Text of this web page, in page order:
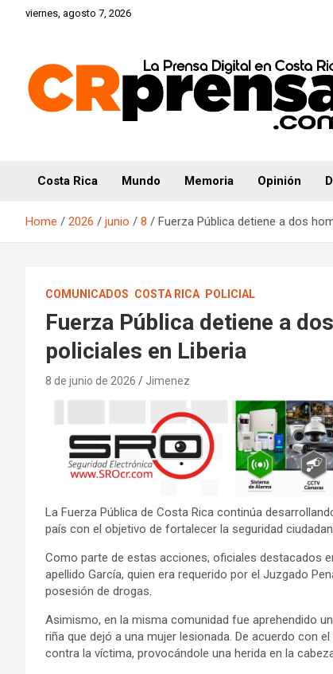
viernes, agosto 7, 2026
Costa Rica Mundo Memoria Opinión
Home 2026 junio 8 Fuerza Pública detiene a dos
COMUNICADOS COSTA RICA POLICIAL
Fuerza Pública detiene a
policiales en Liberia
8 de junio de 2026 Jimenez
La Fuerza Pública de Costa Rica continúa
país con el objetivo de fortalecer la seguridad
Como parte de estas acciones, oficiales destacados
apellido García, quien era requerido por el Juzgado
posesión de drogas.
Asimismo, en la misma comunidad fue aprehendido
riña que dejó a una mujer lesionada. De acuerdo con
contra la víctima, provocándole una herida en la